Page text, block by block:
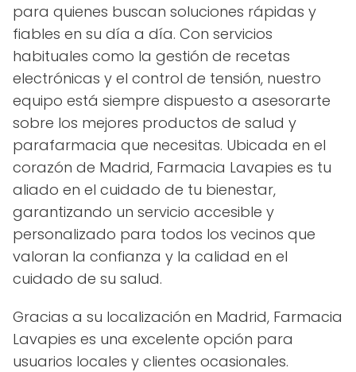
para quienes buscan soluciones rápidas y
fiables en su día a día. Con servicios
habituales como la gestión de recetas
electrónicas y el control de tensión, nuestro
equipo está siempre dispuesto a asesorarte
sobre los mejores productos de salud y
parafarmacia que necesitas. Ubicada en el
corazón de Madrid, Farmacia Lavapies es tu
aliado en el cuidado de tu bienestar,
garantizando un servicio accesible y
personalizado para todos los vecinos que
valoran la confianza y la calidad en el
cuidado de su salud.
Gracias a su localización en Madrid, Farmacia
Lavapies es una excelente opción para
usuarios locales y clientes ocasionales.